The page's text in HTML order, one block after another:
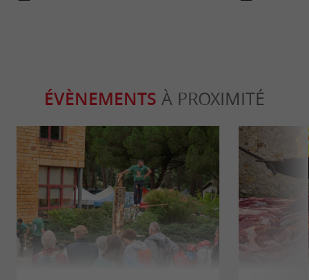
ÉVÈNEMENTS À PROXIMITÉ